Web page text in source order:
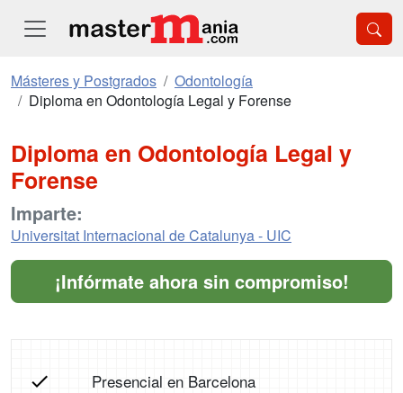
Másteres y Postgrados
Odontología
Diploma en Odontología Legal y Forense
Diploma en Odontología Legal y
Forense
Imparte:
Universitat Internacional de Catalunya - UIC
¡Infórmate ahora sin compromiso!
Presencial en Barcelona